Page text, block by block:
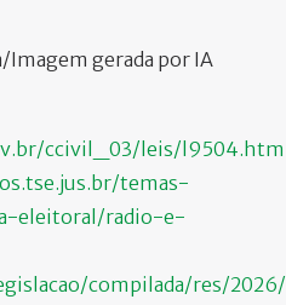
Imagem gerada por IA
ccivil_03/leis/l9504.htm
temas-
eleitoral/radio-e-
compilada/res/